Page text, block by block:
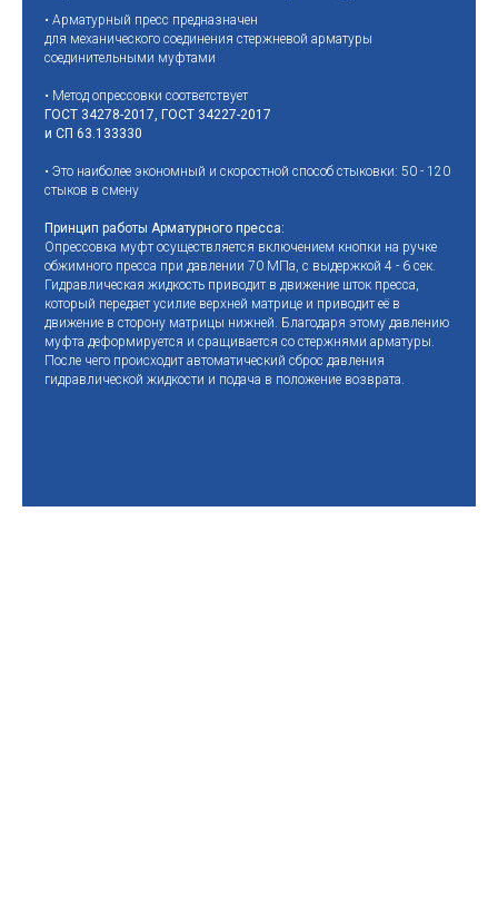
• Арматурный пресс предназначен
для механического соединения стержневой арматуры
соединительными муфтами
• Метод опрессовки соответствует
ГОСТ 34278-2017, ГОСТ 34227-2017
и СП 63.133330
• Это наиболее экономный и скоростной способ стыковки: 50 - 120
стыков в смену
Принцип работы Арматурного пресса:
Опрессовка муфт осуществляется включением кнопки на ручке
обжимного пресса при давлении 70 МПа, с выдержкой 4 - 6 сек.
Гидравлическая жидкость приводит в движение шток пресса,
который передает усилие верхней матрице и приводит её в
движение в сторону матрицы нижней. Благодаря этому давлению
муфта деформируется и сращивается со стержнями арматуры.
После чего происходит автоматический сброс давления
гидравлической жидкости и подача в положение возврата.